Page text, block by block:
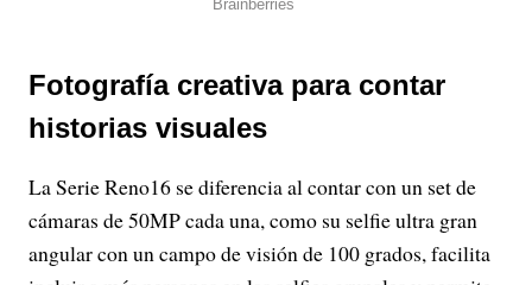
Fotografía creativa para contar
historias visuales
La Serie Reno16 se diferencia al contar con un set de
cámaras de 50MP cada una, como su selfie ultra gran
angular con un campo de visión de 100 grados, facilita